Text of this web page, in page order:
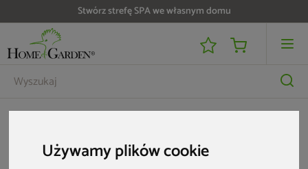
Używamy plików cookie
Stwórz strefę SPA we własnym domu